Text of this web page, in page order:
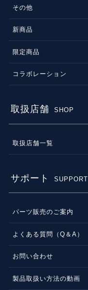
その他
新商品
限定商品
コラボレーション
取扱店舗 SHOP
取扱店舗一覧
サポート SUPPORT
パーツ販売のご案内
よくある質問（Q＆A）
お問い合わせ
製品取扱い方法の動画